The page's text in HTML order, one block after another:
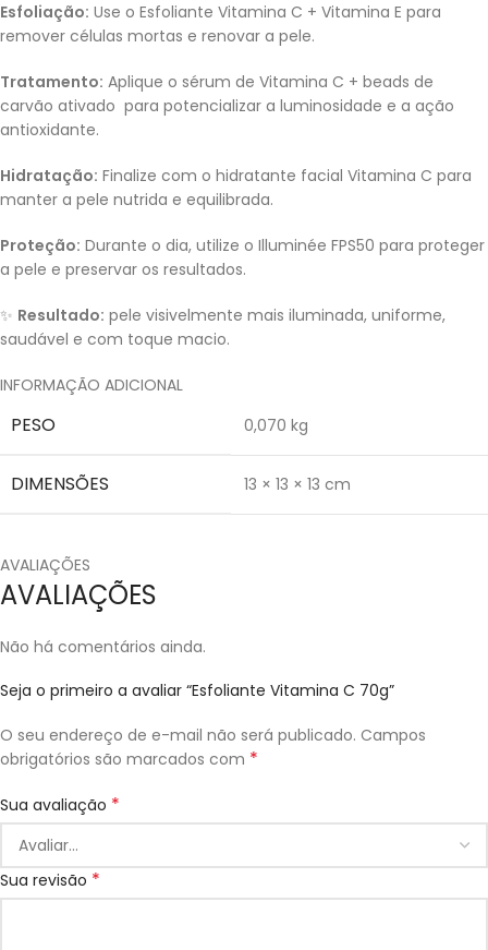
Esfoliação: Use o Esfoliante Vitamina C + Vitamina E para
remover células mortas e renovar a pele.
Tratamento: Aplique o sérum de Vitamina C + beads de
carvão ativado para potencializar a luminosidade e a ação
antioxidante.
Hidratação: Finalize com o hidratante facial Vitamina C para
manter a pele nutrida e equilibrada.
Proteção: Durante o dia, utilize o Illuminée FPS50 para proteger
a pele e preservar os resultados.
✨ Resultado: pele visivelmente mais iluminada, uniforme,
saudável e com toque macio.
INFORMAÇÃO ADICIONAL
PESO 0,070 kg
DIMENSÕES 13 × 13 × 13 cm
AVALIAÇÕES
AVALIAÇÕES
Não há comentários ainda.
Seja o primeiro a avaliar “Esfoliante Vitamina C 70g”
O seu endereço de e-mail não será publicado. Campos
obrigatórios são marcados com *
Sua avaliação *
Sua revisão *